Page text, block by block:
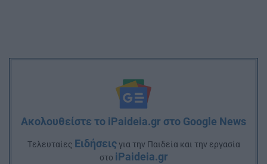
Ακολουθείστε το iPaideia.gr στο Google News
Tελευταίες Ειδήσειςγια την Παιδεία και την εργασία
στο iPaideia.gr